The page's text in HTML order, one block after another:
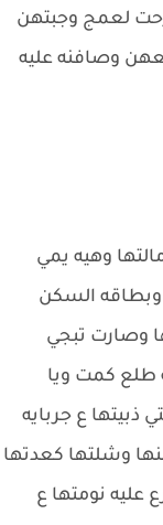
لعمج وجبتهن
وصافنه عليه
وهيه يمي
السكن
وصارت تبجي
طلع كمت ويا
ع جربايه
وشلتها كعدتها
نومتها ع